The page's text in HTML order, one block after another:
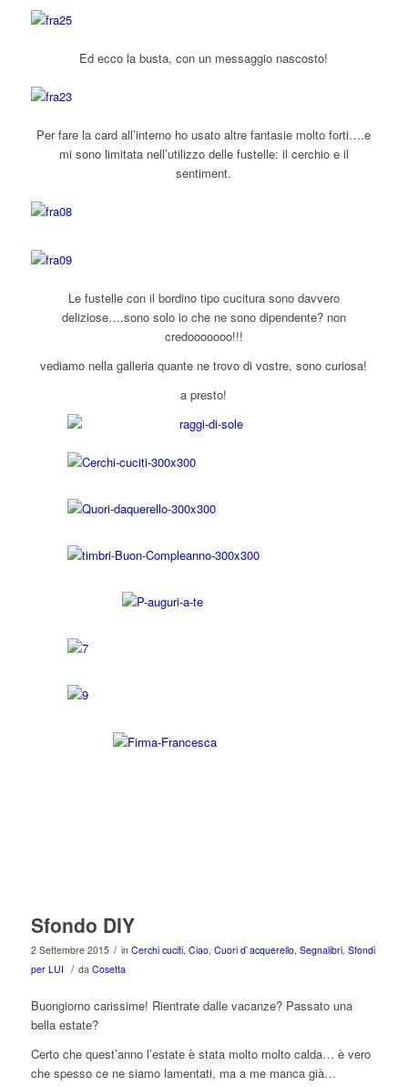
Ed ecco la busta, con un messaggio nascosto!
Per fare la card all’interno ho usato altre fantasie molto forti….e
mi sono limitata nell’utilizzo delle fustelle: il cerchio e il
sentiment.
Le fustelle con il bordino tipo cucitura sono davvero
deliziose….sono solo io che ne sono dipendente? non
credooooooo!!!
vediamo nella galleria quante ne trovo di vostre, sono curiosa!
a presto!
Sfondo DIY
2 Settembre 2015 / in Cerchi cuciti, Ciao, Cuori d`acquerello, Segnalibri, Sfondi
per LUI / da Cosetta
Buongiorno carissime! Rientrate dalle vacanze? Passato una
bella estate?
Certo che quest’anno l’estate è stata molto molto calda… è vero
che spesso ce ne siamo lamentati, ma a me manca già…